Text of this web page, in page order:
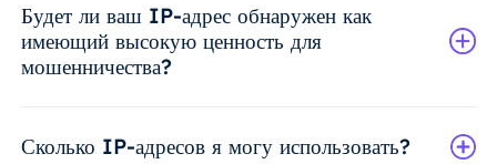
Будет ли ваш IP-адрес обнаружен как
имеющий высокую ценность для
мошенничества?
Сколько IP-адресов я могу использовать?